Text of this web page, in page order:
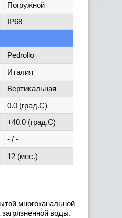
Погружной
IP68
Pedrollo
Италия
Вертикальная
0.0 (град.C)
+40.0 (град.C)
- / -
12 (мес.)
многоканальной
воды.